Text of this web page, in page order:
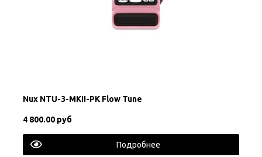
Nux NTU-3-MKII-PK Flow Tune
4 800.00 руб
Подробнее